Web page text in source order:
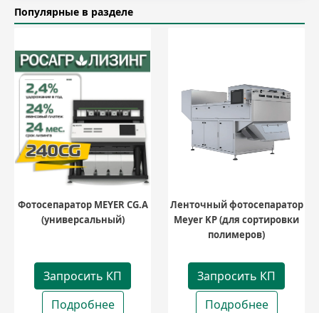
Популярные в разделе
Фотосепаратор MEYER CG.A
(универсальный)
Запросить КП
Подробнее
Ленточный фотосепаратор
Meyer KP (для сортировки
полимеров)
Запросить КП
Подробнее